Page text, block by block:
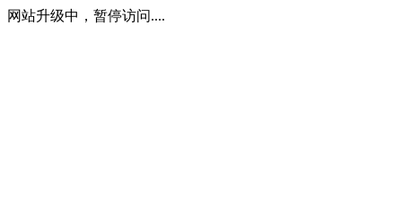
网站升级中，暂停访问....